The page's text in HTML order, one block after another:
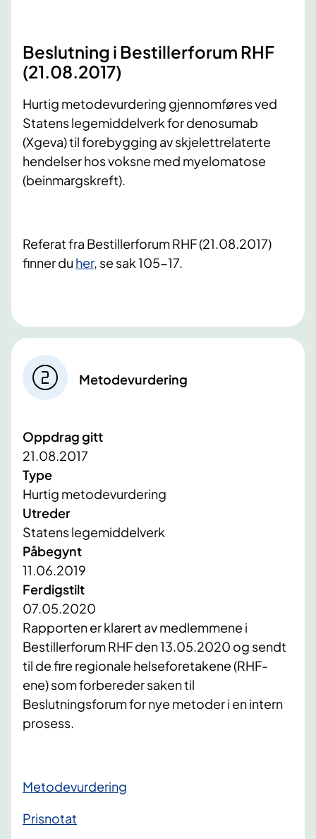
Beslutning i Bestillerforum RHF
(21.08.2017)
Hurtig metodevurdering gjennomføres ved
Statens legemiddelverk for denosumab
(Xgeva) til forebygging av skjelettrelaterte
hendelser hos voksne med myelomatose
(beinmargskreft).
Referat fra Bestillerforum RHF (21.08.2017)
finner du her, se sak 105-17.
Metodevurdering
Oppdrag gitt
21.08.2017
Type
Hurtig metodevurdering
Utreder
Statens legemiddelverk
Påbegynt
11.06.2019
Ferdigstilt
07.05.2020
Rapporten er klarert av medlemmene i
Bestillerforum RHF den 13.05.2020 og sendt
til de fire regionale helseforetakene (RHF-
ene) som forbereder saken til
Beslutningsforum for nye metoder i en intern
prosess.
Metodevurdering
Prisnotat